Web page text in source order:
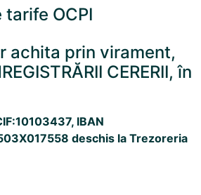
OCPI
achita prin virament,
CERERII, în
IBAN
deschis la Trezoreria